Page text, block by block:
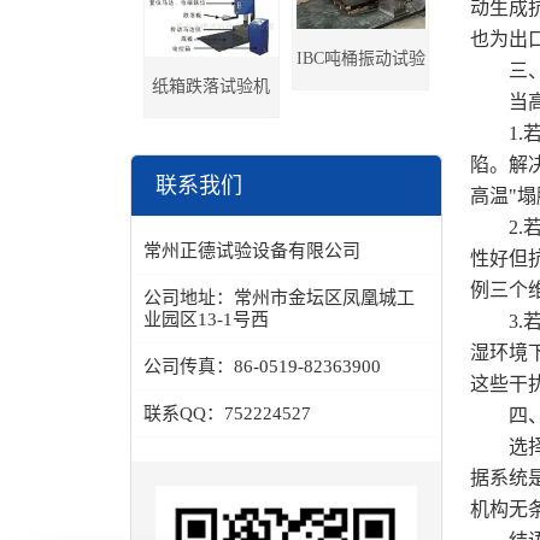
纸箱跌落试验机
IBC吨桶振动试验
联系我们
常州正德试验设备有限公司
公司地址： 常州市金坛区凤凰城工
业园区13-1号西
公司传真： 86-0519-82363900
联系QQ： 752224527
动生成
也为出
三、
当高
1.若
陷。解
高温"
2.若
性好但
例三个
3.若
湿环境
这些干
四、
选择
据系统
机构无